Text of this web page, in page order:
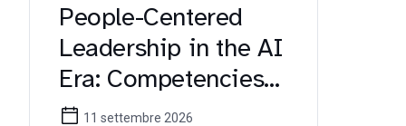
People-Centered
Leadership in the AI
Era: Competencies
for Future
11 settembre 2026